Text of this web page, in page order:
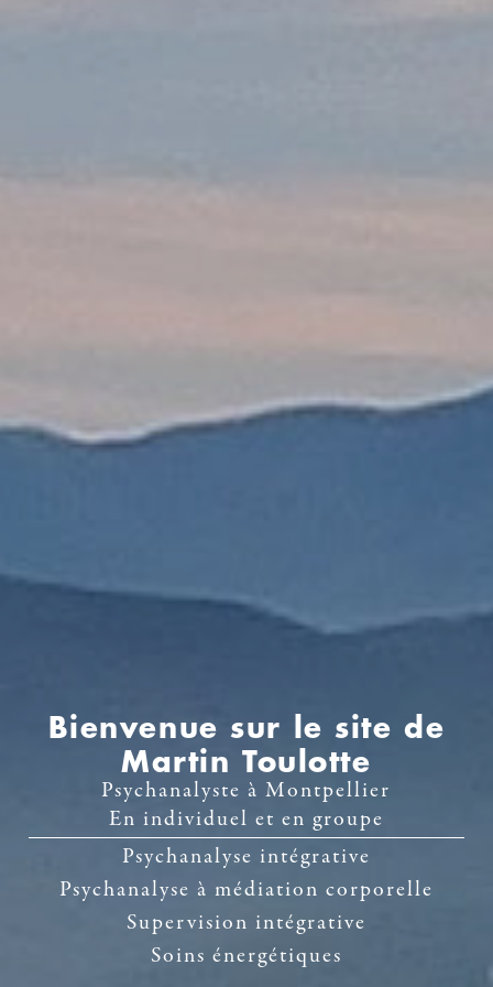
Bienvenue sur le site de
Martin Toulotte
Psychanalyste à Montpellier
En individuel et en groupe
Psychanalyse intégrative
Psychanalyse à médiation corporelle
Supervision intégrative
Soins énergétiques